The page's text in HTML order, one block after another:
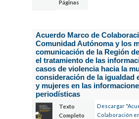
Páginas
Acuerdo Marco de
Comunidad Autónoma y los
comunicación de la Región
el tratamiento de las
casos de violencia hacia la
consideración de la igualdad
y mujeres en las
periodísticas
Texto
Completo
Descargar
Colaboración